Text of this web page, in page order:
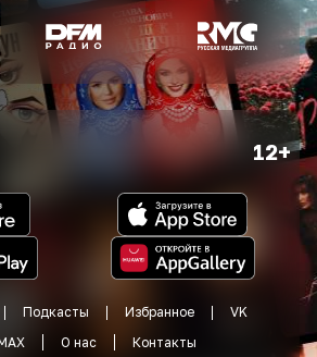
12+
Подкасты Избранное
VK
О нас Контакты